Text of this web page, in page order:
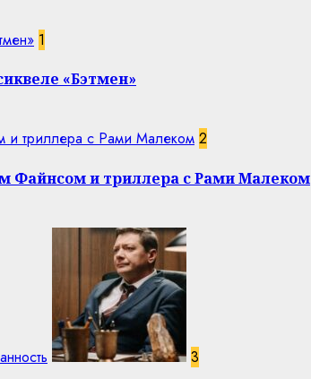
1
«Бэтмен»
и триллера с Рами Малеком 2
Файнсом и триллера с Рами Малеком
3